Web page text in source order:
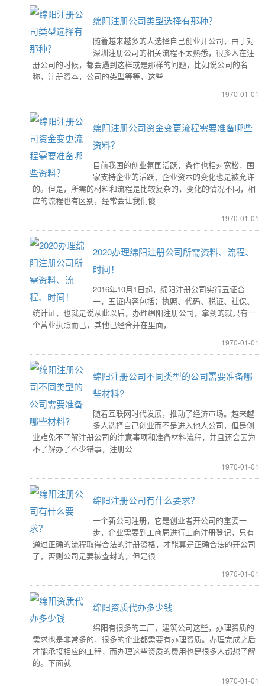
绵阳注册公司类型选择有那种？
随着越来越多的人选择自己创业开公司，由于对
深圳注册公司的相关流程不太熟悉，很多人在注
册公司的时候，都会遇到这样或是那样的问题，比如说公司的名
称，注册资本，公司的类型等等，这些
1970-01-01
绵阳注册公司资金变更流程需要准备哪些
资料？
目前我国的创业氛围活跃，条件也相对宽松，国
家支持企业的活跃，企业资本的变化也是被允许
的。但是，所需的材料和流程是比较复杂的，变化的情况不同，相
应的流程也有区别，经常会让我们傻
1970-01-01
2020办理绵阳注册公司所需资料、流程、
时间！
2016年10月1日起，绵阳注册公司实行五证合
一，五证内容包括：执照、代码、税证、社保、
统计证，也就是说从此以后，办理绵阳注册公司，拿到的就只有一
个营业执照而已，其他已经合并在里面，
1970-01-01
绵阳注册公司不同类型的公司需要准备哪
些材料?
随着互联网时代发展，推动了经济市场。越来越
多人选择自己创业而不是进入他人公司，但是创
业难免不了解注册公司的注意事项和准备材料流程，并且还会因为
不了解办了不少错事，注册公
1970-01-01
绵阳注册公司有什么要求？
一个新公司注册，它是创业者开公司的重要一
步，企业需要到工商局进行工商注册登记，只有
通过正确的流程取得合法的注册资格，才能算是正确合法的开公司
了，否则公司是要被查封的，但是很
1970-01-01
绵阳资质代办多少钱
绵阳有很多的工厂，建筑公司这些，办理资质的
需求也是非常多的，很多的企业都需要有办理资质。办理完成之后
才能承接相应的工程，而办理这些资质的费用也是很多人都想了解
的。下面就
1970-01-01